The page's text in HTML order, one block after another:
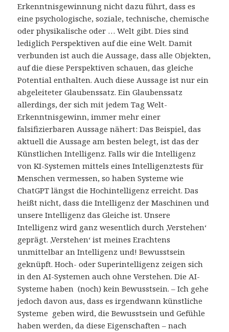
Erkenntnisgewinnung nicht dazu führt, dass es
eine psychologische, soziale, technische, chemische
oder physikalische oder … Welt gibt. Dies sind
lediglich Perspektiven auf die eine Welt. Damit
verbunden ist auch die Aussage, dass alle Objekten,
auf die diese Perspektiven schauen, das gleiche
Potential enthalten. Auch diese Aussage ist nur ein
abgeleiteter Glaubenssatz. Ein Glaubenssatz
allerdings, der sich mit jedem Tag Welt-
Erkenntnisgewinn, immer mehr einer
falsifizierbaren Aussage nähert: Das Beispiel, das
aktuell die Aussage am besten belegt, ist das der
Künstlichen Intelligenz. Falls wir die Intelligenz
von KI-Systemen mittels eines Intelligenztests für
Menschen vermessen, so haben Systeme wie
ChatGPT längst die Hochintelligenz erreicht. Das
heißt nicht, dass die Intelligenz der Maschinen und
unsere Intelligenz das Gleiche ist. Unsere
Intelligenz wird ganz wesentlich durch ‚Verstehen‘
geprägt. ‚Verstehen‘ ist meines Erachtens
unmittelbar an Intelligenz und! Bewusstsein
geknüpft. Hoch- oder Superintelligenz zeigen sich
in den AI-Systemen auch ohne Verstehen. Die AI-
Systeme haben (noch) kein Bewusstsein. – Ich gehe
jedoch davon aus, dass es irgendwann künstliche
Systeme geben wird, die Bewusstsein und Gefühle
haben werden, da diese Eigenschaften – nach